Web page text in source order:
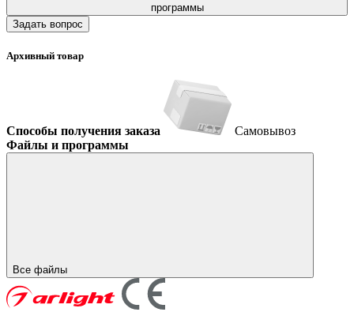
программы
Задать вопрос
Архивный товар
Способы получения заказа
Самовывоз
Файлы и программы
Все файлы